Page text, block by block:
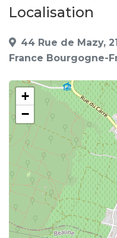
Localisation
44 Rue de Mazy,
France Bourgogne-
+
−